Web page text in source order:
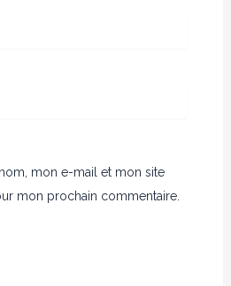
mon e-mail et mon site
mon prochain commentaire.